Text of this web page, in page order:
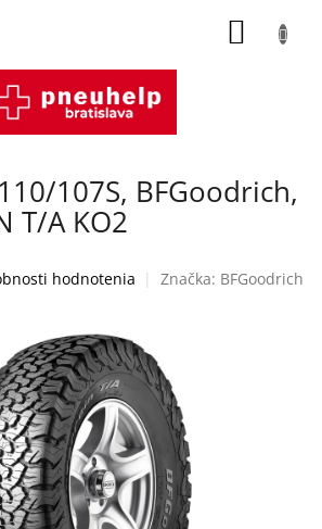
107S, BFGoodrich,
T/A KO2
hodnotenia Značka: BFGoodrich